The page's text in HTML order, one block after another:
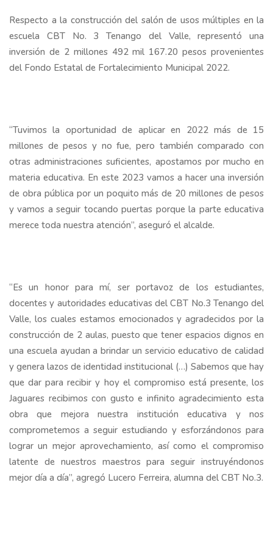
Respecto a la construcción del salón de usos múltiples en la
escuela CBT No. 3 Tenango del Valle, representó una
inversión de 2 millones 492 mil 167.20 pesos provenientes
del Fondo Estatal de Fortalecimiento Municipal 2022.
“Tuvimos la oportunidad de aplicar en 2022 más de 15
millones de pesos y no fue, pero también comparado con
otras administraciones suficientes, apostamos por mucho en
materia educativa. En este 2023 vamos a hacer una inversión
de obra pública por un poquito más de 20 millones de pesos
y vamos a seguir tocando puertas porque la parte educativa
merece toda nuestra atención”, aseguró el alcalde.
“Es un honor para mí, ser portavoz de los estudiantes,
docentes y autoridades educativas del CBT No.3 Tenango del
Valle, los cuales estamos emocionados y agradecidos por la
construcción de 2 aulas, puesto que tener espacios dignos en
una escuela ayudan a brindar un servicio educativo de calidad
y genera lazos de identidad institucional (…) Sabemos que hay
que dar para recibir y hoy el compromiso está presente, los
Jaguares recibimos con gusto e infinito agradecimiento esta
obra que mejora nuestra institución educativa y nos
comprometemos a seguir estudiando y esforzándonos para
lograr un mejor aprovechamiento, así como el compromiso
latente de nuestros maestros para seguir instruyéndonos
mejor día a día”, agregó Lucero Ferreira, alumna del CBT No.3.